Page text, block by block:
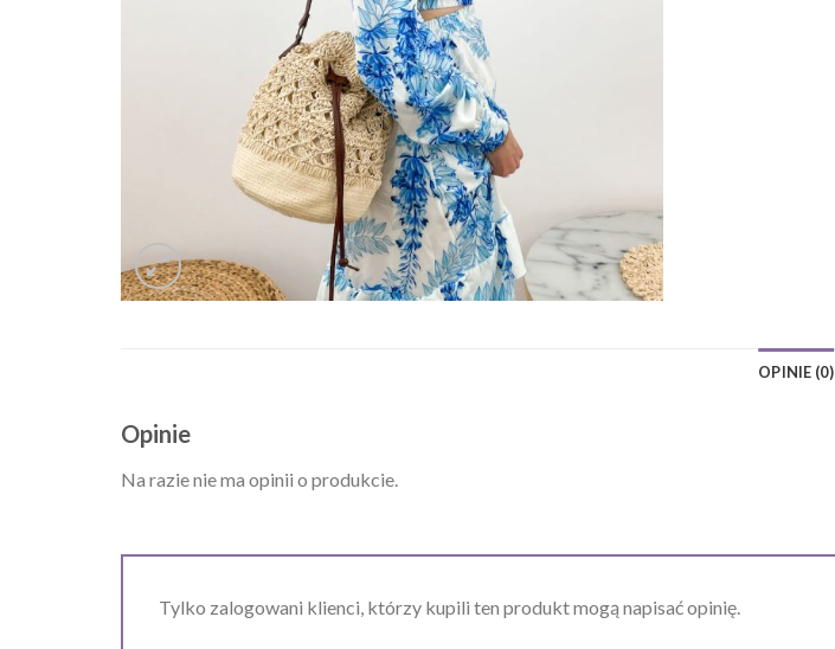
OPINIE (0)
Opinie
Na razie nie ma opinii o produkcie.
Tylko zalogowani klienci, którzy kupili ten produkt mogą napisać opinię.